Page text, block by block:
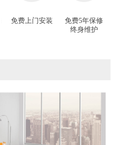
免费上门安装
免费5年保修
终身维护